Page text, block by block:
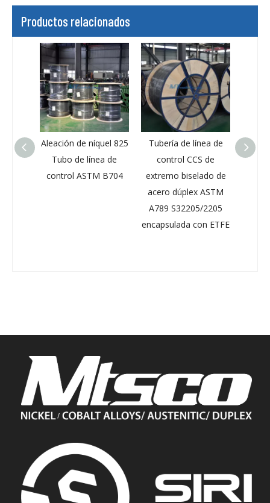
Productos relacionados
de níquel 825
Tubo de línea de
control ASTM B704
Tubería de línea de
control CCS de
extremo biselado de
acero dúplex ASTM
A789 S32205/2205
encapsulada con ETFE
Aleación de
C276 / Uns
Tubería de línea
control soldada
extremo
resistente a la